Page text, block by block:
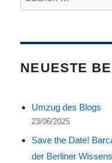
nach:
NEUESTE
Umzug des Blogs
23/06/2025
Save the Date!
der Berliner